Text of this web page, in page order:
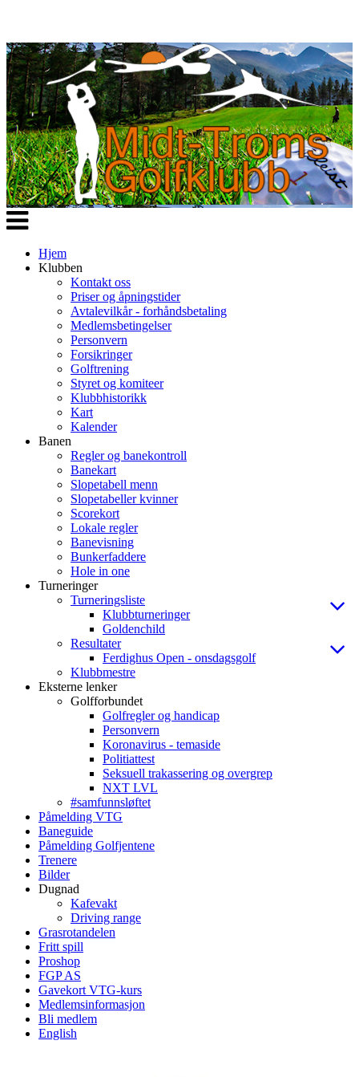
Veksle
navigasjon
Hjem
Klubben
Kontakt oss
Priser og åpningstider
Avtalevilkår - forhåndsbetaling
Medlemsbetingelser
Personvern
Forsikringer
Golftrening
Styret og komiteer
Klubbhistorikk
Kart
Kalender
Banen
Regler og banekontroll
Banekart
Slopetabell menn
Slopetabeller kvinner
Scorekort
Lokale regler
Banevisning
Bunkerfaddere
Hole in one
Turneringer
Turneringsliste
Klubbturneringer
Goldenchild
Resultater
Ferdighus Open - onsdagsgolf
Klubbmestre
Eksterne lenker
Golfforbundet
Golfregler og handicap
Personvern
Koronavirus - temaside
Politiattest
Seksuell trakassering og overgrep
NXT LVL
#samfunnsløftet
Påmelding VTG
Baneguide
Påmelding Golfjentene
Trenere
Bilder
Dugnad
Kafevakt
Driving range
Grasrotandelen
Fritt spill
Proshop
FGP AS
Gavekort VTG-kurs
Medlemsinformasjon
Bli medlem
English